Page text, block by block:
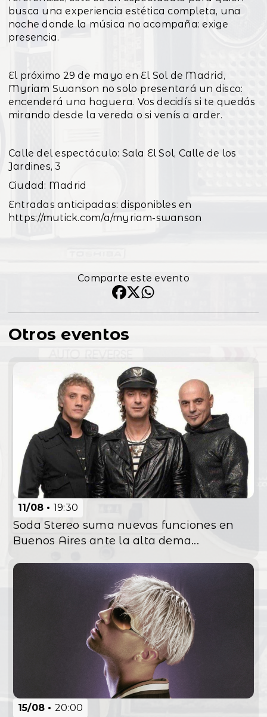
busca una experiencia estética completa, una
noche donde la música no acompaña: exige
presencia.
El próximo 29 de mayo en El Sol de Madrid,
Myriam Swanson no solo presentará un disco:
encenderá una hoguera. Vos decidís si te quedás
mirando desde la vereda o si venís a arder.
Calle del espectáculo: Sala El Sol, Calle de los
Jardines, 3
Ciudad: Madrid
Entradas anticipadas: disponibles en
https://mutick.com/a/myriam-swanson
Otros eventos
11/08 19:30
Soda Stereo suma nuevas funciones en
Buenos Aires ante la alta dema...
15/08 20:00
Comparte este evento